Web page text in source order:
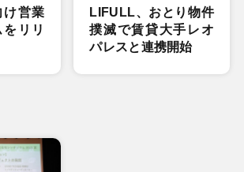
け営業
リリ
LIFULL、おとり物件
撲滅で賃貸大手レオ
パレスと連携開始